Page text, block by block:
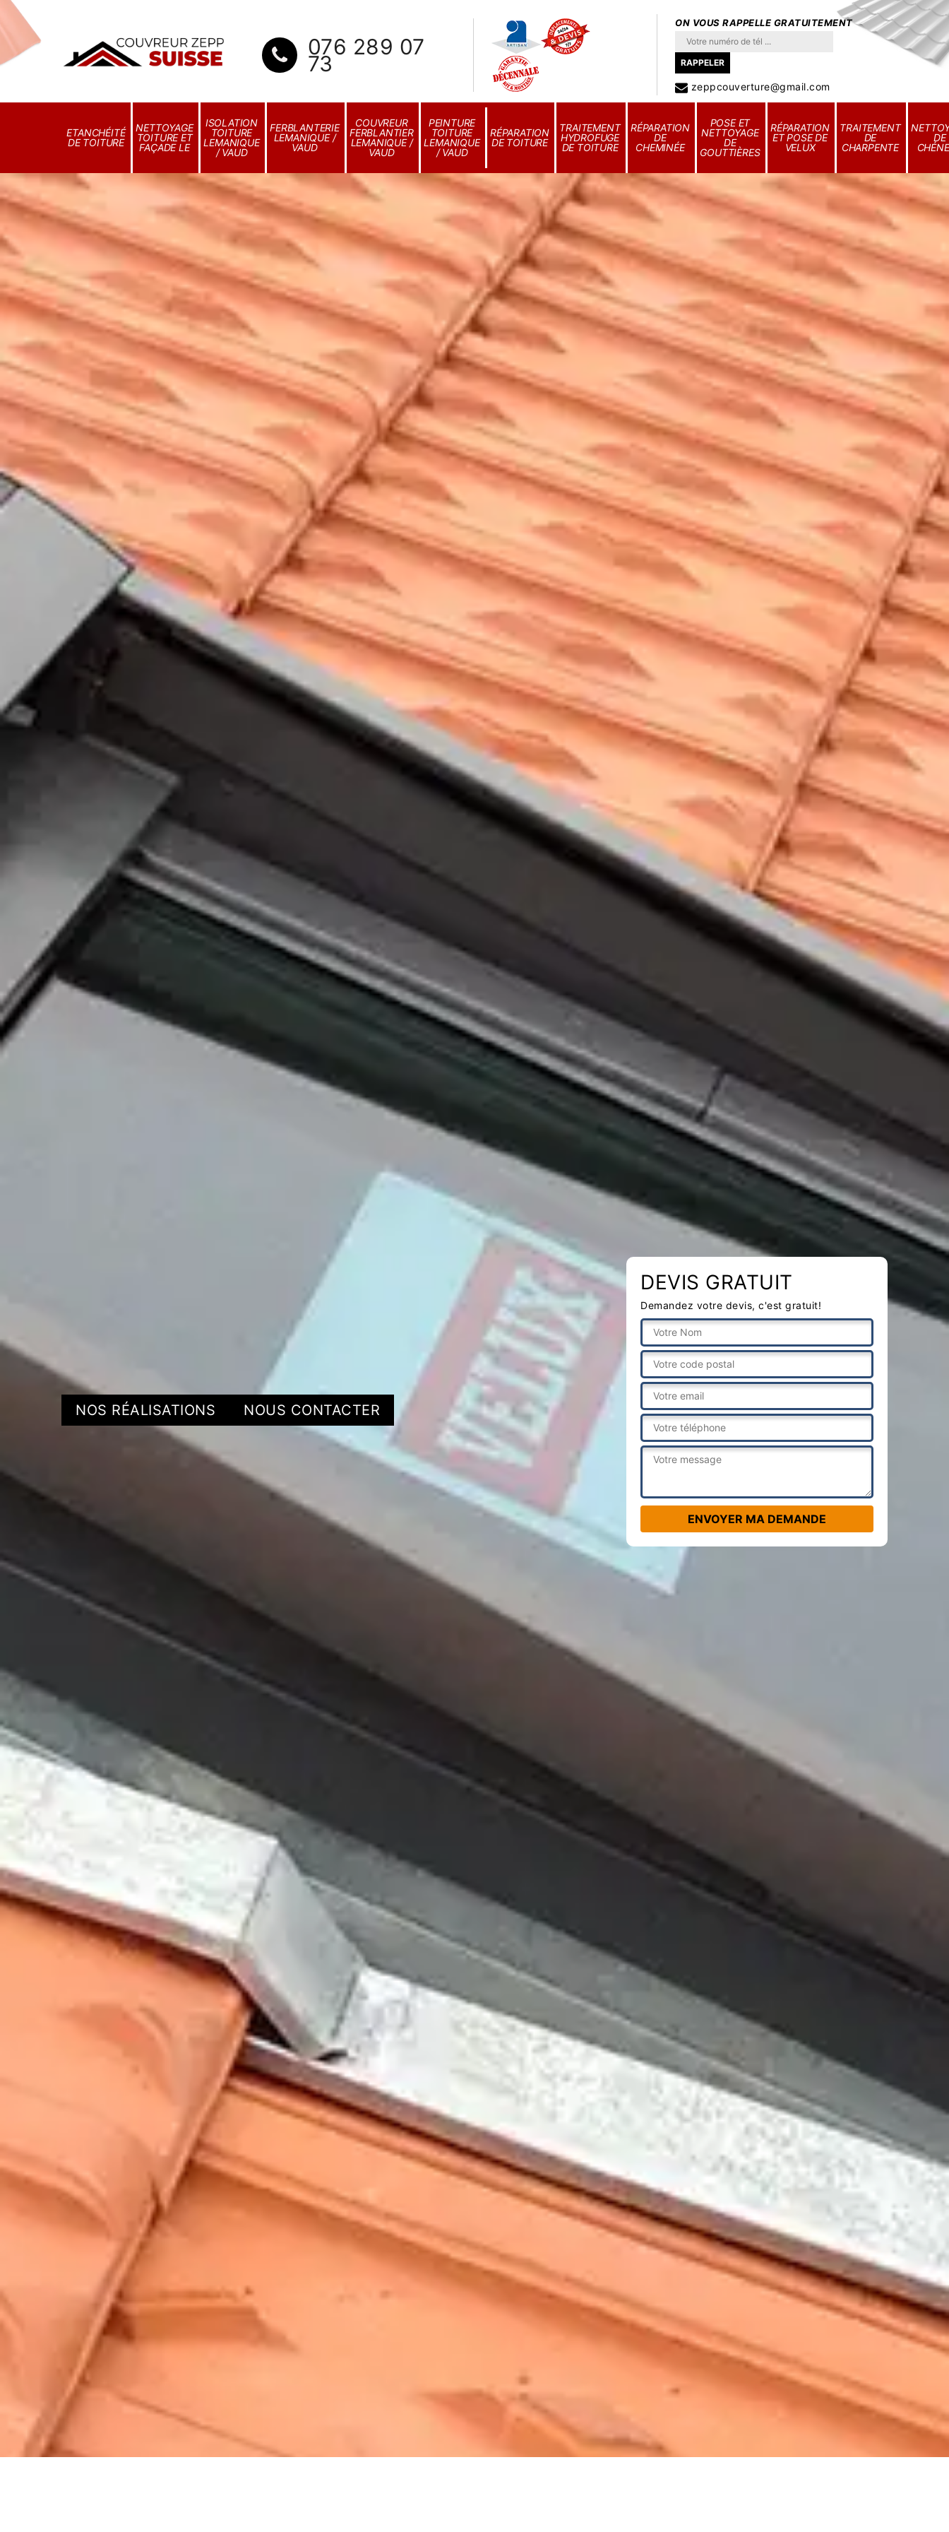
076 289 07
73
ON VOUS RAPPELLE GRATUITEMENT
zeppcouverture@gmail.com
ETANCHÉITÉ
DE TOITURE
NETTOYAGE
TOITURE ET
FAÇADE LE
ISOLATION
TOITURE
LEMANIQUE
/ VAUD
FERBLANTERIE
LEMANIQUE /
VAUD
COUVREUR
FERBLANTIER
LEMANIQUE /
VAUD
PEINTURE
TOITURE
LEMANIQUE
/ VAUD
RÉPARATION
DE TOITURE
TRAITEMENT
HYDROFUGE
DE TOITURE
RÉPARATION
DE
CHEMINÉE
POSE ET
NETTOYAGE
DE
GOUTTIÈRES
RÉPARATION
ET POSE DE
VELUX
TRAITEMENT
DE
CHARPENTE
DE
NOS RÉALISATIONS NOUS CONTACTER
DEVIS GRATUIT
Demandez votre devis, c'est gratuit!